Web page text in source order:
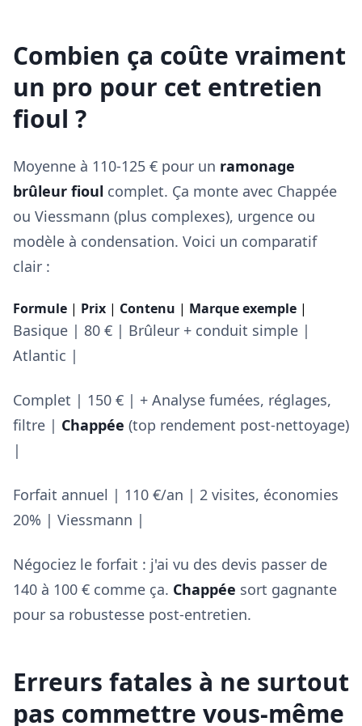
Combien ça coûte vraiment
un pro pour cet entretien
fioul ?
Moyenne à 110-125 € pour un ramonage
brûleur fioul complet. Ça monte avec Chappée
ou Viessmann (plus complexes), urgence ou
modèle à condensation. Voici un comparatif
clair :
Formule | Prix | Contenu | Marque exemple |
Basique | 80 € | Brûleur + conduit simple |
Atlantic |
Complet | 150 € | + Analyse fumées, réglages,
filtre | Chappée (top rendement post-nettoyage)
|
Forfait annuel | 110 €/an | 2 visites, économies
20% | Viessmann |
Négociez le forfait : j'ai vu des devis passer de
140 à 100 € comme ça. Chappée sort gagnante
pour sa robustesse post-entretien.
Erreurs fatales à ne surtout
pas commettre vous-même